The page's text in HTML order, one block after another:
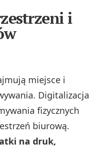
i
miejsce i
Digitalizacja
fizycznych
biurową.
na druk,